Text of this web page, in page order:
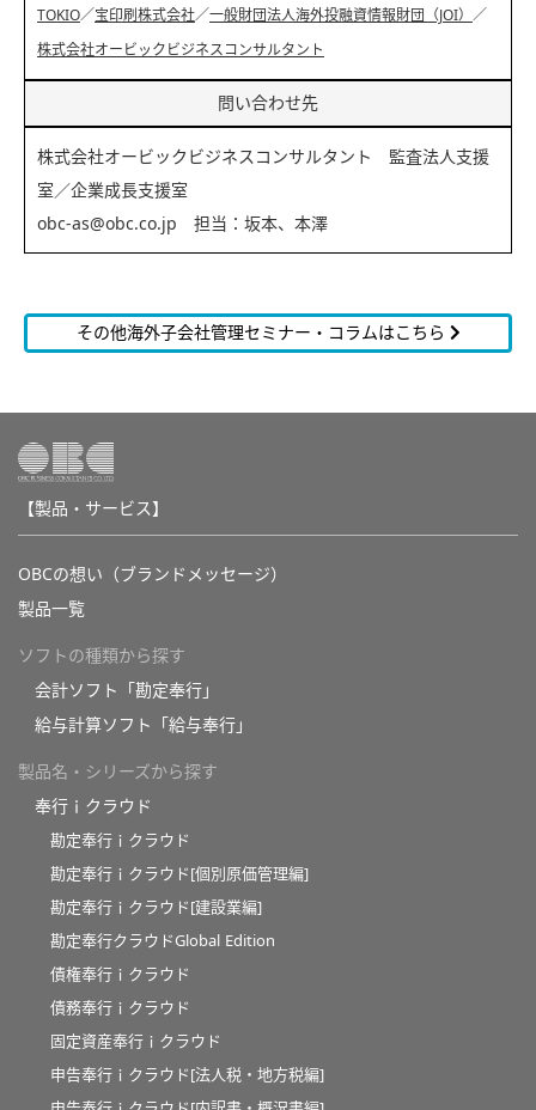
TOKIO／ 宝印刷株式会社／一般財団法人海外投融資情報財団（JOI） ／
株式会社オービックビジネスコンサルタント
問い合わせ先
株式会社オービックビジネスコンサルタント 監査法人支援
室／企業成長支援室
obc-as@obc.co.jp 担当：坂本、本澤
その他海外子会社管理セミナー・コラムはこちら
【製品・サービス】
OBCの想い（ブランドメッセージ）
製品一覧
ソフトの種類から探す
会計ソフト「勘定奉行」
給与計算ソフト「給与奉行」
製品名・シリーズから探す
奉行ｉクラウド
勘定奉行ｉクラウド
勘定奉行ｉクラウド[個別原価管理編]
勘定奉行ｉクラウド[建設業編]
勘定奉行クラウドGlobal Edition
債権奉行ｉクラウド
債務奉行ｉクラウド
固定資産奉行ｉクラウド
申告奉行ｉクラウド[法人税・地方税編]